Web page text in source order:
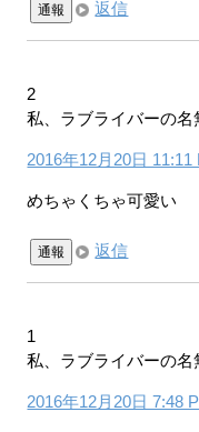
通報 返信
2
私、ラブライバーの名
2016年12月20日 11:11
めちゃくちゃ可愛い
通報 返信
1
私、ラブライバーの名
2016年12月20日 7:48